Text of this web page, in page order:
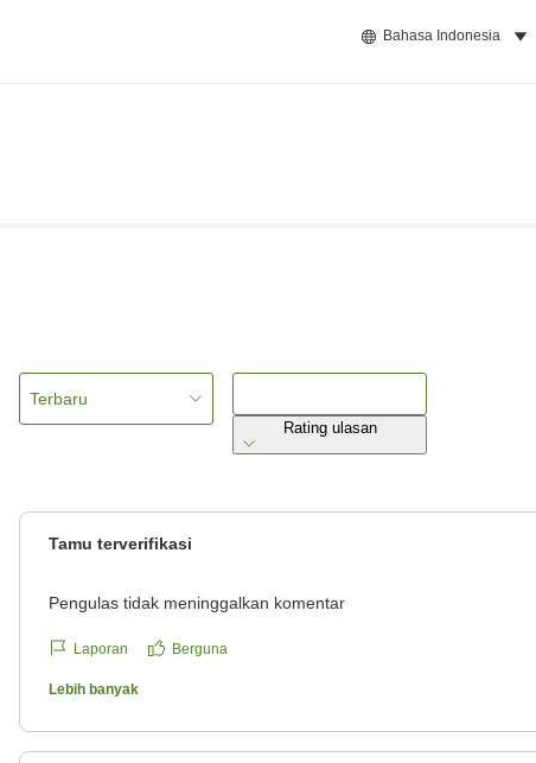
Bahasa Indonesia
Terbaru
Rating ulasan
Tamu terverifikasi
Pengulas tidak meninggalkan komentar
Laporan Berguna
Lebih banyak